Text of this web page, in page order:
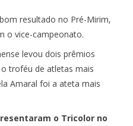
resultado no Pré-Mirim,
o vice-campeonato.
levou dois prêmios
troféu de atletas mais
Amaral foi a ateta mais
o Tricolor no